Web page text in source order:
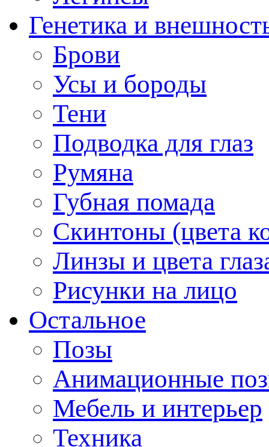
Генетика и
Брови
Усы и бороды
Тени
Подводка для глаз
Румяна
Губная помада
Скинтоны (цвета
Линзы и цвета
Рисунки на лицо
Остальное
Позы
Анимационные
Мебель и интерьер
Техника